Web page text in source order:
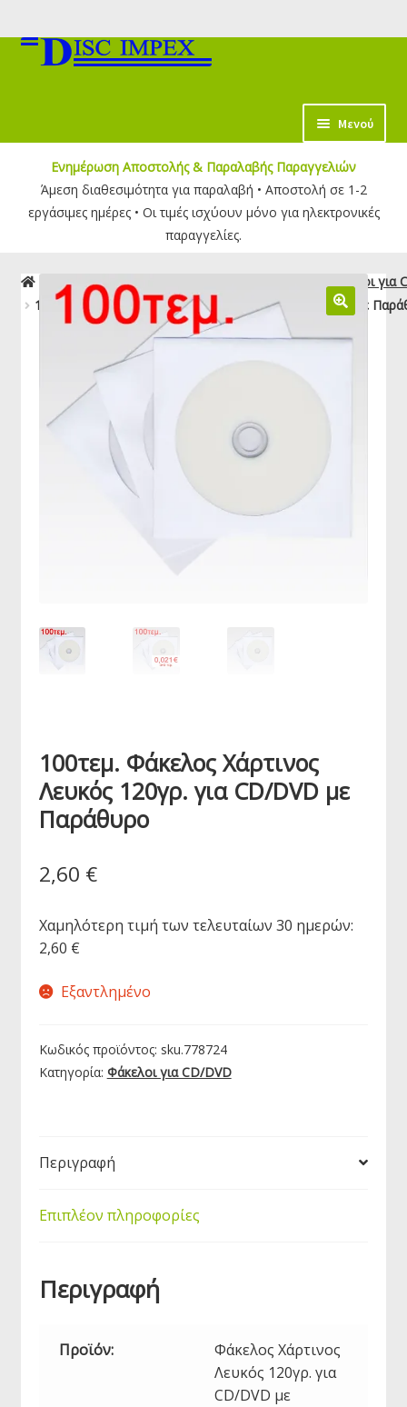
Απευθείας
μετάβαση
Μετάβαση
Μενού
Ενημέρωση Αποστολής & Παραλαβής Παραγγελιών
Άμεση διαθεσιμότητα για παραλαβή • Αποστολή σε 1-2
εργάσιμες ημέρες • Οι τιμές ισχύουν μόνο για ηλεκτρονικές
παραγγελίες.
Αρχική σελίδα
Φάκελοι για
100τεμ. Φάκελος Χάρτινος Λευκός 120γρ. για CD/DVD με
100τεμ. Φάκελος Χάρτινος
Λευκός 120γρ. για CD/DVD με
Παράθυρο
2,60 €
Χαμηλότερη τιμή των τελευταίων 30 ημερών:
2,60 €
Εξαντλημένο
Κωδικός προϊόντος: sku.778724
Κατηγορία: Φάκελοι για CD/DVD
Περιγραφή
Επιπλέον πληροφορίες
Περιγραφή
Προϊόν:
Φάκελος Χάρτινος
Λευκός 120γρ. για
CD/DVD με